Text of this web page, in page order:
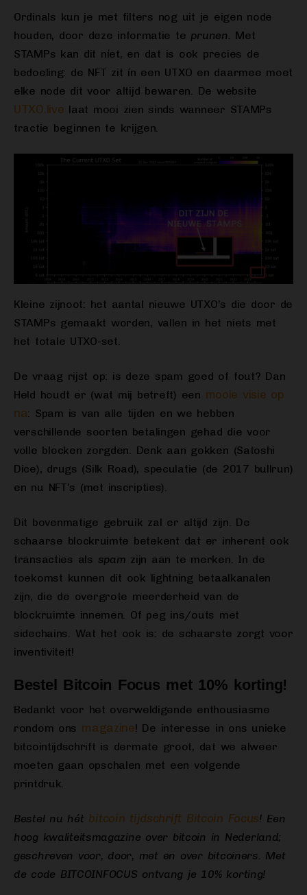
Ordinals kun je met filters nog uit je eigen node
houden, door deze informatie te prunen.
Met
STAMPs kan dit níet, en dat is ook precies de
bedoeling: de NFT zit ín een UTXO en daarmee moet
elke node dit voor altijd bewaren. De website
UTXO.live laat mooi zien sinds wanneer STAMPs
tractie beginnen te krijgen.
Kleine zijnoot: het aantal nieuwe UTXO’s die door de
STAMPs gemaakt worden, vallen in het niets met
het totale UTXO-set.
De vraag rijst op: is deze spam goed of fout? Dan
Held houdt er (wat mij betreft) een mooie visie op
na: Spam is van alle tijden en we hebben
verschillende soorten betalingen gehad die voor
volle blocken zorgden. Denk aan gokken (Satoshi
Dice), drugs (Silk Road), speculatie (de 2017 bullrun)
en nu NFT’s (met inscripties).
Dit bovenmatige gebruik zal er altijd zijn. De
schaarse blockruimte betekent dat er inherent ook
transacties als spam zijn aan te merken. In de
toekomst kunnen dit ook lightning betaalkanalen
zijn, die de overgrote meerderheid van de
blockruimte innemen. Of peg ins/outs met
sidechains. Wat het ook is: de schaarste zorgt voor
inventiviteit!
Bestel Bitcoin Focus met 10% korting!
Bedankt voor het overweldigende enthousiasme
rondom ons magazine! De interesse in ons unieke
bitcointijdschrift is dermate groot, dat we alweer
moeten gaan opschalen met een volgende
printdruk.
Bestel nu hét bitcoin tijdschrift Bitcoin Focus! Een
hoog kwaliteitsmagazine over bitcoin in Nederland;
geschreven voor, door, met en over bitcoiners. Met
de code BITCOINFOCUS ontvang je 10% korting!